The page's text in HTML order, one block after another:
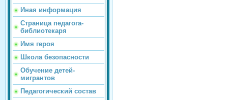
Иная информация
Страница педагога-
библиотекаря
Имя героя
Школа безопасности
Обучение детей-
мигрантов
Педагогический состав